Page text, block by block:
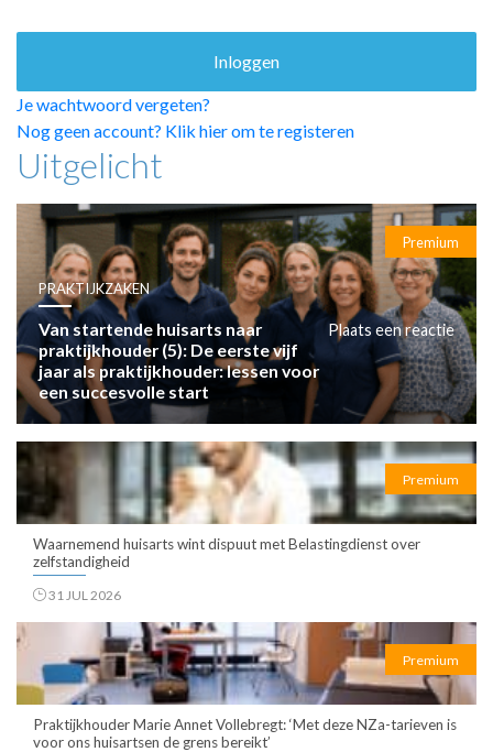
PRAKTIJKZAKEN
TARIEVEN
VPHUISARTSEN
MEDISCHE VAKHANDEL
INLOGGEN
REGISTRATIE
Je wachtwoord vergeten?
Nog geen account? Klik hier om te registeren
Uitgelicht
Premium
PRAKTIJKZAKEN
Van startende huisarts naar
praktijkhouder (5): De eerste vijf
jaar als praktijkhouder: lessen voor
een succesvolle start
Plaats een reactie
Premium
Waarnemend huisarts wint dispuut met Belastingdienst over
zelfstandigheid
31 JUL 2026
Premium
Praktijkhouder Marie Annet Vollebregt: ‘Met deze NZa-tarieven is
voor ons huisartsen de grens bereikt’